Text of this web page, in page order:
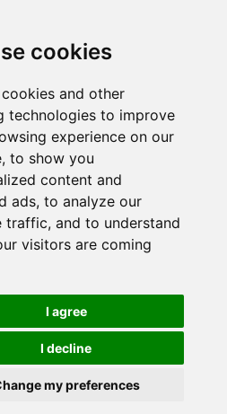
cookies
cookies and other
technologies to improve
experience on our
to show you
content and
ads, to analyze our
traffic, and to understand
visitors are coming
I agree
I decline
my preferences
με την επιθυμητή σου
Designed with